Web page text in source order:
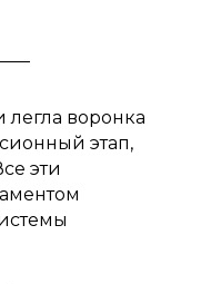
воронка
этап,
эти